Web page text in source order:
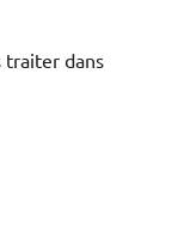
traiter dans